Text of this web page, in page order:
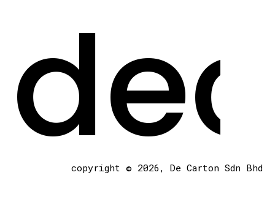
copyright © 2026, De Carton Sdn Bhd